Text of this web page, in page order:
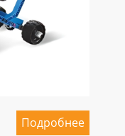
Подробнее